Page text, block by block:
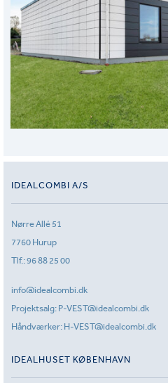
IDEALCOMBI A/S
Nørre Allé 51
7760 Hurup
Tlf.:96 88 25 00
info@idealcombi.dk
Projektsalg: P-VEST@idealcombi.dk
Håndværker: H-VEST@idealcombi.dk
IDEALHUSET KØBENHAVN